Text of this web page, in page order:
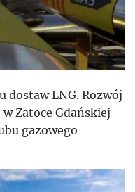
dostaw LNG. Rozwój
Zatoce Gdańskiej
gazowego